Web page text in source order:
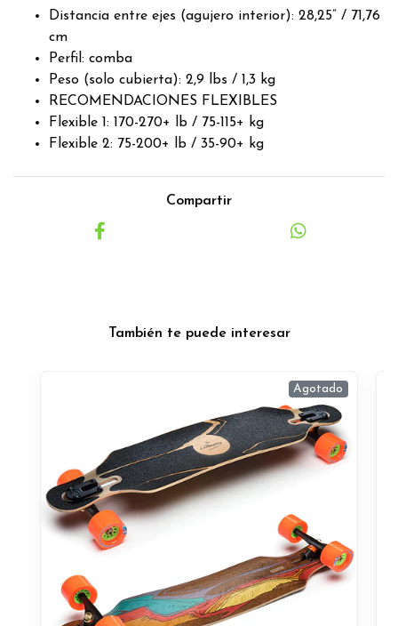
Distancia entre ejes (agujero interior): 28,25” / 71,76
cm
Perfil: comba
Peso (solo cubierta): 2,9 lbs / 1,3 kg
RECOMENDACIONES FLEXIBLES
Flexible 1: 170-270+ lb / 75-115+ kg
Flexible 2: 75-200+ lb / 35-90+ kg
Compartir
También te puede interesar
Agotado